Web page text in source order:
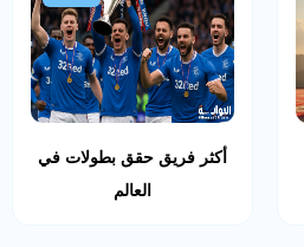
أكثر فريق حقق بطولات في
العالم